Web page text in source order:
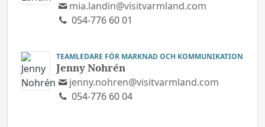
mia.landin@visitvarmland.com
054-776 60 01
TEAMLEDARE FÖR MARKNAD OCH KOMMUNIKATION
Jenny Nohrén
jenny.nohren@visitvarmland.com
054-776 60 04